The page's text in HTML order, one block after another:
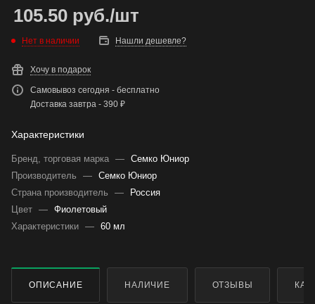
105.50 руб./шт
Нет в наличии Нашли дешевле?
Хочу в подарок
Самовывоз сегодня - бесплатно
Доставка завтра - 390 ₽
Характеристики
Бренд, торговая марка — Семко Юниор
Производитель
— Семко Юниор
Страна производитель
—
Россия
Цвет — Фиолетовый
Характеристики — 60 мл
ОПИСАНИЕ НАЛИЧИЕ ОТЗЫВЫ